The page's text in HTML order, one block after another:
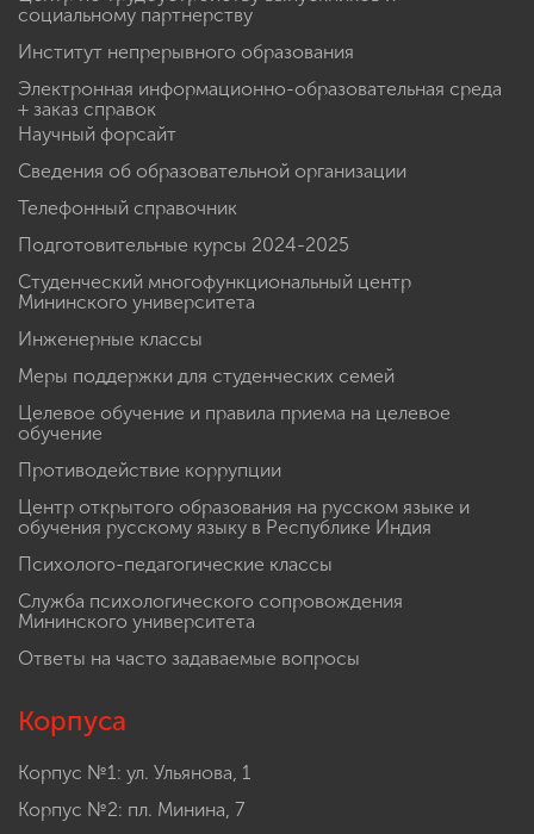
социальному партнерству
Институт непрерывного образования
Электронная информационно-образовательная среда
+ заказ справок
Научный форсайт
Сведения об образовательной организации
Телефонный справочник
Подготовительные курсы 2024-2025
Студенческий многофункциональный центр
Мининского университета
Инженерные классы
Меры поддержки для студенческих семей
Целевое обучение и правила приема на целевое
обучение
Противодействие коррупции
Центр открытого образования на русском языке и
обучения русскому языку в Республике Индия
Психолого-педагогические классы
Служба психологического сопровождения
Мининского университета
Ответы на часто задаваемые вопросы
Корпуса
Корпус №1: ул. Ульянова, 1
Корпус №2: пл. Минина, 7